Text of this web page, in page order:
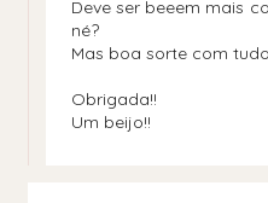
Deve ser beeem mais
né?
Mas boa sorte com
Obrigada!!
Um beijo!!